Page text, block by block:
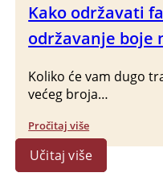
Kako održavati
održavanje boje
Koliko će vam dugo
većeg broja…
Pročitaj više
Učitaj više